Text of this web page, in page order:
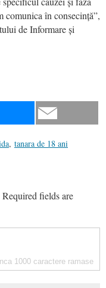
comunica în consecință”,
de Informare și
, tanara de 18 ani
Required fields are
1000 caractere ramase